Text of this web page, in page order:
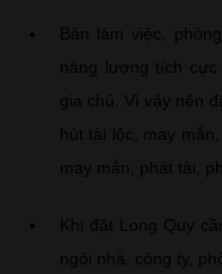
Bàn làm việc,
năng lượng tích
gia chủ. Vì vậy nên
hút tài lộc, may
may mắn, phát tài,
Khi đặt Long Quy
ngôi nhà, công ty,